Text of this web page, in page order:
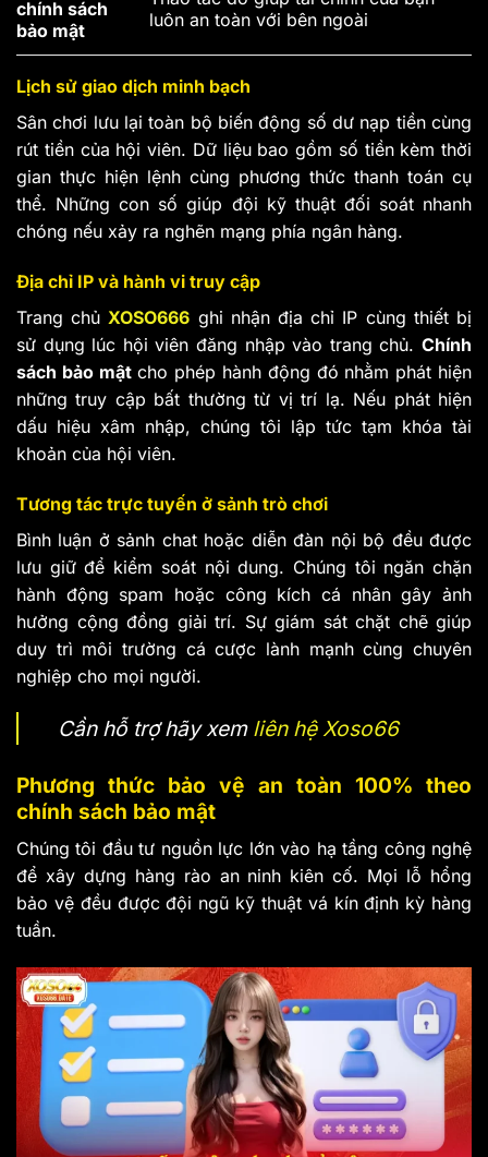
chính sách
bảo mật
luôn an toàn với bên ngoài
Lịch sử giao dịch minh bạch
Sân chơi lưu lại toàn bộ biến động số dư nạp tiền cùng
rút tiền của hội viên. Dữ liệu bao gồm số tiền kèm thời
gian thực hiện lệnh cùng phương thức thanh toán cụ
thể. Những con số giúp đội kỹ thuật đối soát nhanh
chóng nếu xảy ra nghẽn mạng phía ngân hàng.
Địa chỉ IP và hành vi truy cập
Trang chủ XOSO666 ghi nhận địa chỉ IP cùng thiết bị
sử dụng lúc hội viên đăng nhập vào trang chủ. Chính
sách bảo mậtcho phép hành động đó nhằm phát hiện
những truy cập bất thường từ vị trí lạ. Nếu phát hiện
dấu hiệu xâm nhập, chúng tôi lập tức tạm khóa tài
khoản của hội viên.
Tương tác trực tuyến ở sảnh trò chơi
Bình luận ở sảnh chat hoặc diễn đàn nội bộ đều được
lưu giữ để kiểm soát nội dung. Chúng tôi ngăn chặn
hành động spam hoặc công kích cá nhân gây ảnh
hưởng cộng đồng giải trí. Sự giám sát chặt chẽ giúp
duy trì môi trường cá cược lành mạnh cùng chuyên
nghiệp cho mọi người.
Cần hỗ trợ hãy xem liên hệ Xoso66
Phương thức bảo vệ an toàn 100% theo
chính sách bảo mật
Chúng tôi đầu tư nguồn lực lớn vào hạ tầng công nghệ
để xây dựng hàng rào an ninh kiên cố. Mọi lỗ hổng
bảo vệ đều được đội ngũ kỹ thuật vá kín định kỳ hàng
tuần.